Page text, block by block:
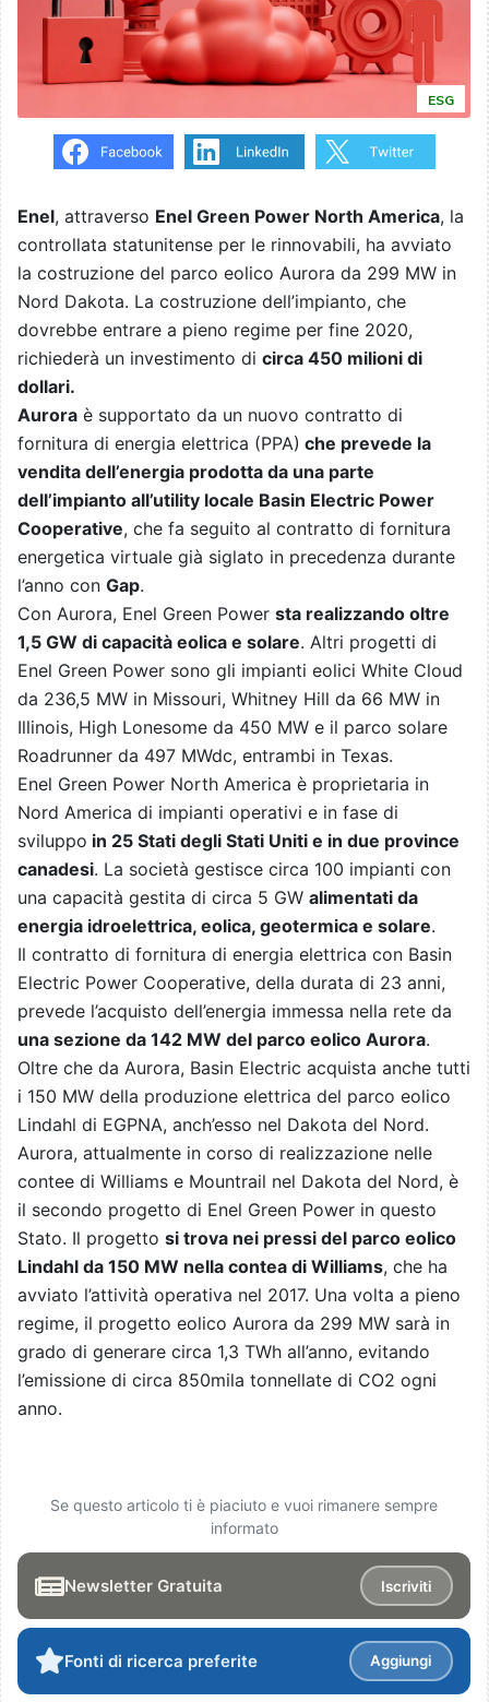
ESG
Enel, attraverso Enel Green Power North America, la
controllata statunitense per le rinnovabili, ha avviato
la costruzione del parco eolico Aurora da 299 MW in
Nord Dakota. La costruzione dell’impianto, che
dovrebbe entrare a pieno regime per fine 2020,
richiederà un investimento di circa 450 milioni di
dollari.
Aurora è supportato da un nuovo contratto di
fornitura di energia elettrica (PPA) che prevede la
vendita dell’energia prodotta da una parte
dell’impianto all’utility locale Basin Electric Power
Cooperative, che fa seguito al contratto di fornitura
energetica virtuale già siglato in precedenza durante
l’anno con Gap.
Con Aurora, Enel Green Power sta realizzando oltre
1,5 GW di capacità eolica e solare. Altri progetti di
Enel Green Power sono gli impianti eolici White Cloud
da 236,5 MW in Missouri, Whitney Hill da 66 MW in
Illinois, High Lonesome da 450 MW e il parco solare
Roadrunner da 497 MWdc, entrambi in Texas.
Enel Green Power North America è proprietaria in
Nord America di impianti operativi e in fase di
sviluppo in 25 Stati degli Stati Uniti e in due province
canadesi. La società gestisce circa 100 impianti con
una capacità gestita di circa 5 GW alimentati da
energia idroelettrica, eolica, geotermica e solare.
Il contratto di fornitura di energia elettrica con Basin
Electric Power Cooperative, della durata di 23 anni,
prevede l’acquisto dell’energia immessa nella rete da
una sezione da 142 MW del parco eolico Aurora.
Oltre che da Aurora, Basin Electric acquista anche tutti
i 150 MW della produzione elettrica del parco eolico
Lindahl di EGPNA, anch’esso nel Dakota del Nord.
Aurora, attualmente in corso di realizzazione nelle
contee di Williams e Mountrail nel Dakota del Nord, è
il secondo progetto di Enel Green Power in questo
Stato. Il progetto si trova nei pressi del parco eolico
Lindahl da 150 MW nella contea di Williams, che ha
avviato l’attività operativa nel 2017. Una volta a pieno
regime, il progetto eolico Aurora da 299 MW sarà in
grado di generare circa 1,3 TWh all’anno, evitando
l’emissione di circa 850mila tonnellate di CO2 ogni
anno.
Se questo articolo ti è piaciuto e vuoi rimanere sempre
informato
Newsletter Gratuita Iscriviti
Fonti di ricerca preferite Aggiungi